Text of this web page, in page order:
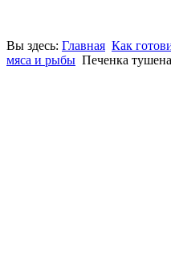
Вы здесь: Главная Как
мяса и рыбы Печенка